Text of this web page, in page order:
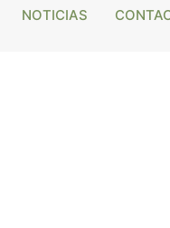
NOTICIAS